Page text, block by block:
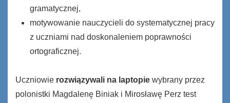
gramatycznej,
motywowanie nauczycieli do systematycznej pracy
z uczniami nad doskonaleniem poprawności
ortograficznej.
Uczniowie rozwiązywali na laptopie wybrany przez
polonistki Magdalenę Biniak i Mirosławę Perz test